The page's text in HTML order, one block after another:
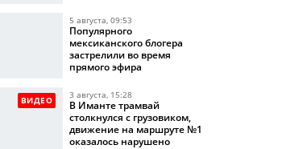
5 августа, 09:53
Популярного
мексиканского блогера
застрелили во время
прямого эфира
ВИДЕО 3 августа, 15:28
В Иманте трамвай
столкнулся с грузовиком,
движение на маршруте №1
оказалось нарушено